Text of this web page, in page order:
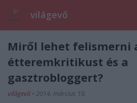
világevő
Miről lehet felismerni
étteremkritikust és a
gasztrobloggert?
világevő • 2014. március 18.